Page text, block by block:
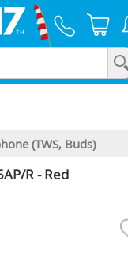
(TWS, Buds)
R - Red